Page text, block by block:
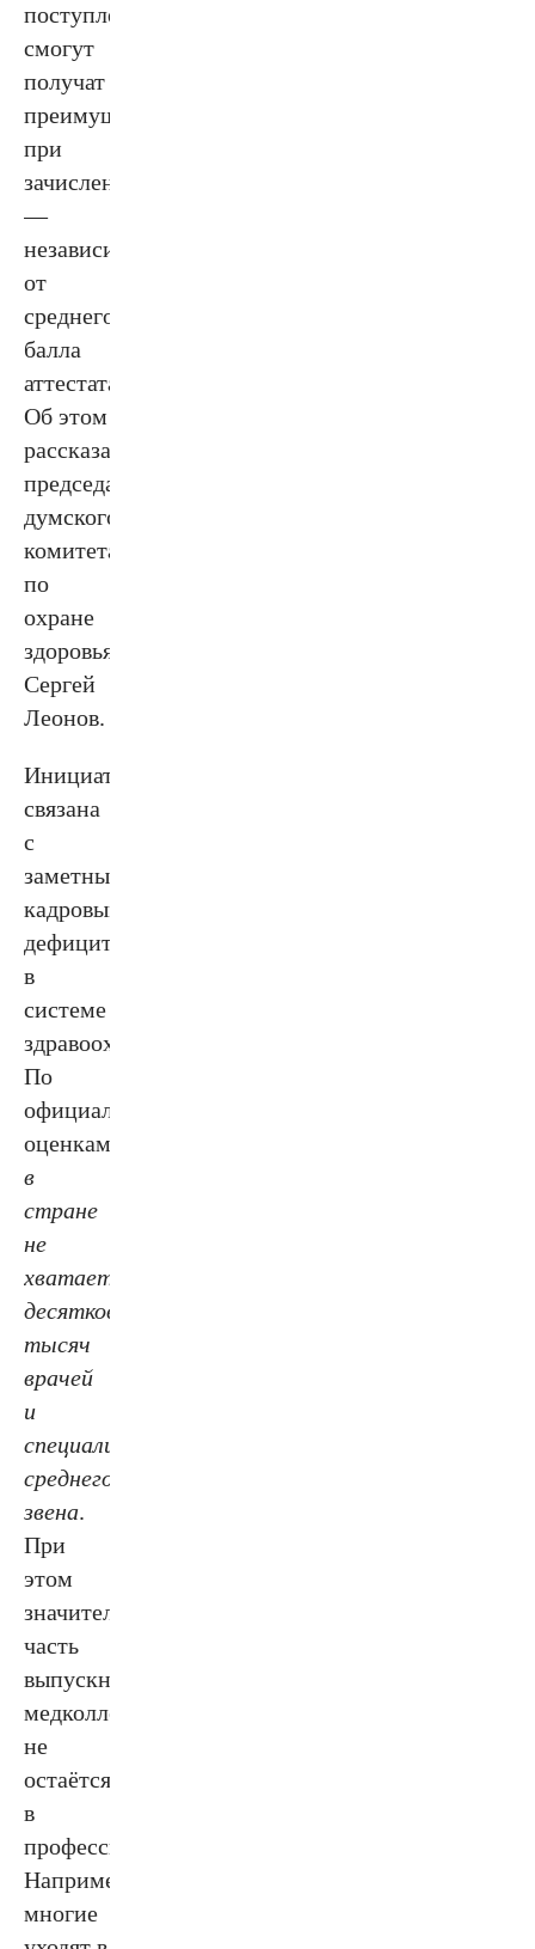
поступления,
смогут
получат
преимущество
при
зачислении
—
независимо
от
среднего
балла
аттестата.
Об этом
рассказал
председатель
думского
комитета
по
охране
здоровья
Сергей
Леонов.
Инициатива
связана
с
заметным
кадровым
дефицитом
в
системе
здравоохранения.
По
официальным
оценкам,
в
стране
не
хватает
десятков
тысяч
врачей
и
специалистов
среднего
звена.
При
этом
значительная
часть
выпускников
медколледжей
не
остаётся
в
профессии.
Например,
многие